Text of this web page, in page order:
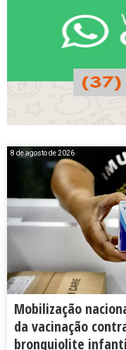
8 de agosto de 2026
Mobilização
da vacinação
bronquiolite